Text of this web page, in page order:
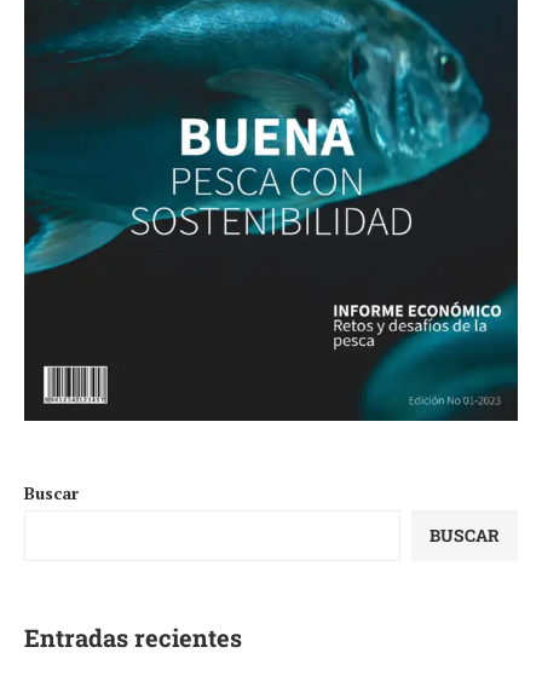
Buscar
BUSCAR
Entradas recientes